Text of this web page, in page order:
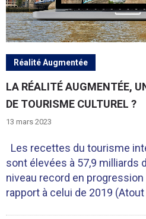
Réalité Augmentée
LA RÉALITÉ AUGMENTÉE,
DE TOURISME CULTUREL ?
13 mars 2023
Les recettes du tourisme
sont élevées à 57,9 milliards
niveau record en progression
rapport à celui de 2019 (Atout